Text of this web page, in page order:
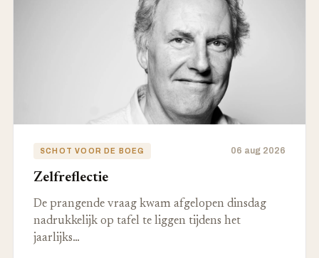
SCHOT VOOR DE BOEG 06 aug 2026
Zelfreflectie
De prangende vraag kwam afgelopen dinsdag
nadrukkelijk op tafel te liggen tijdens het
jaarlijks…